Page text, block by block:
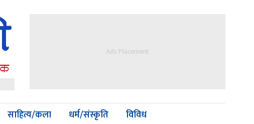
Ads Placement
साहित्य/कला धर्म/संस्कृति विविध